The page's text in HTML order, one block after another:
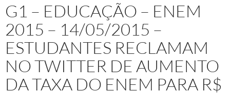
G1 – EDUCAÇÃO – ENEM
2015 – 14/05/2015 –
ESTUDANTES RECLAMAM
NO TWITTER DE AUMENTO
DA TAXA DO ENEM PARA R$